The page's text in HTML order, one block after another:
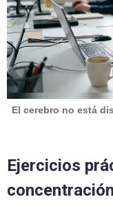
El cerebro no está
Ejercicios